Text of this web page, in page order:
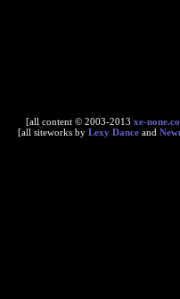
[all content © 2003-2013 xe-
[all siteworks by Lexy Danceand